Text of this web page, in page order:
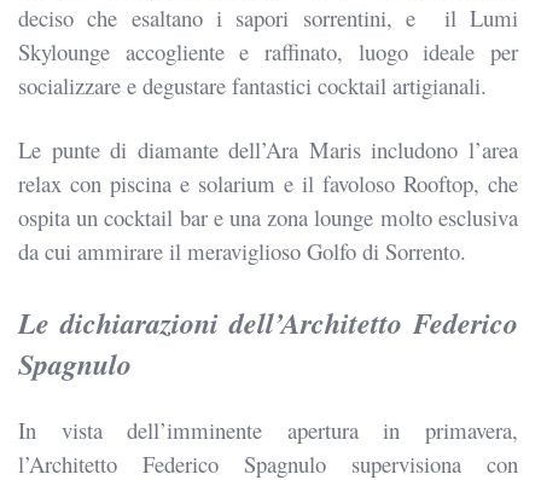
deciso che esaltano i sapori sorrentini, e il Lumi
Skylounge accogliente e raffinato, luogo ideale per
socializzare e degustare fantastici cocktail artigianali.
Le punte di diamante dell’Ara Maris includono l’area
relax con piscina e solarium e il favoloso Rooftop, che
ospita un cocktail bar e una zona lounge molto esclusiva
da cui ammirare il meraviglioso Golfo di Sorrento.
Le dichiarazioni dell’Architetto Federico
Spagnulo
In vista dell’imminente aperturain primavera,
l’Architetto Federico Spagnulo supervisiona con